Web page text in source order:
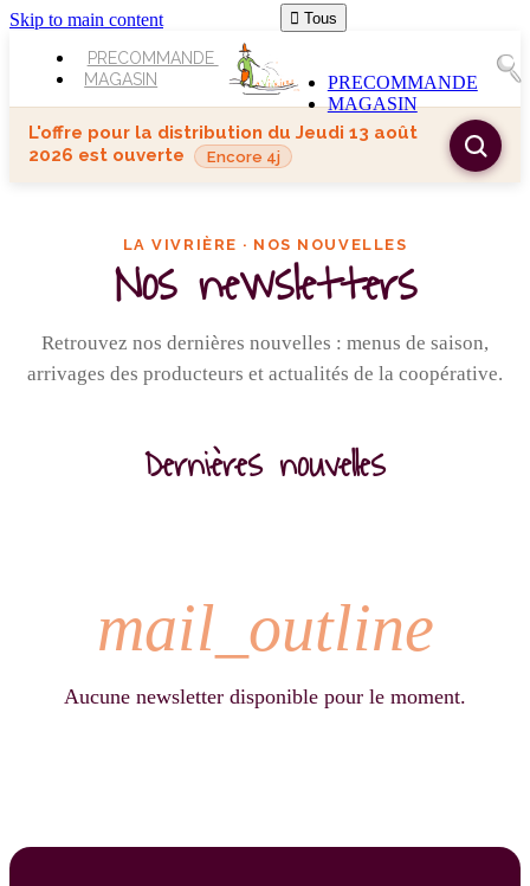
Skip to main content
PRECOMMANDE
MAGASIN
 Tous
PRECOMMANDE
MAGASIN
L'offre pour la distribution du Jeudi 13 août
2026 est ouverte Encore 4j
LA VIVRIÈRE · NOS NOUVELLES
Nos newsletters
Retrouvez nos dernières nouvelles : menus de saison,
arrivages des producteurs et actualités de la coopérative.
Dernières nouvelles
mail_outline
Aucune newsletter disponible pour le moment.